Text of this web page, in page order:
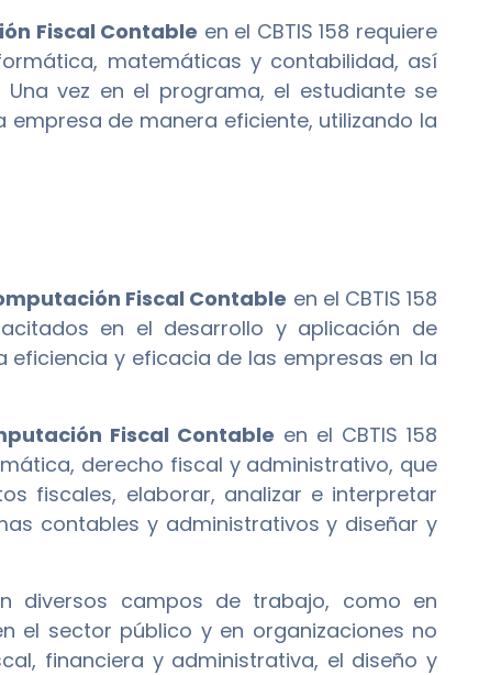
Fiscal Contable en el CBTIS 158 requiere
matemáticas y contabilidad, así
vez en el programa, el estudiante se
de manera eficiente, utilizando la
Fiscal Contable en el CBTIS 158
en el desarrollo y aplicación de
y eficacia de las empresas en la
Fiscal Contable en el CBTIS 158
derecho fiscal y administrativo, que
fiscales, elaborar, analizar e interpretar
contables y administrativos y diseñar y
diversos campos de trabajo, como en
el sector público y en organizaciones no
financiera y administrativa, el diseño y